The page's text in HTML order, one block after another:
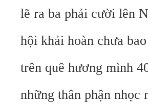
lẽ ra ba phải cười lên
hội khải hoàn chưa
trên quê hương mình
những thân phận nhọc